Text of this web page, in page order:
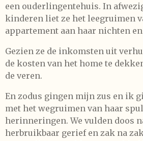
een ouderlingentehuis. In
kinderen liet ze het leegruimen
appartement aan haar nichten
Gezien ze de inkomsten uit
de kosten van het home te
de veren.
En zodus gingen mijn zus en ik
met het wegruimen van haar
herinneringen. We vulden doos
herbruikbaar gerief en zak na